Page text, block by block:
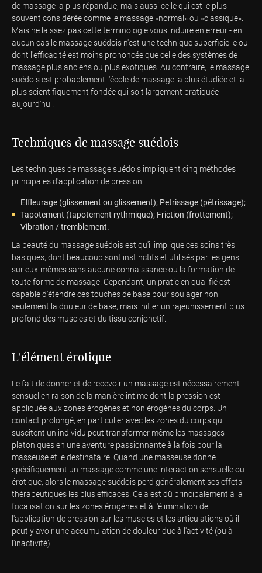
de massage la plus répandue, mais aussi celle qui est le plus
souvent considérée comme le massage «normal» ou «classique».
Mais ne laissez pas cette terminologie vous induire en erreur - en
aucun cas le massage suédois n'est une technique superficielle ou
dont l'efficacité est moins prononcée que celle des systèmes de
massage plus anciens ou plus exotiques. Au contraire, le massage
suédois est probablement l'école de massage la plus étudiée et la
plus scientifiquement fondée qui soit largement pratiquée
aujourd'hui.
Techniques de massage suédois
Les techniques de massage suédois impliquent cinq méthodes
principales d'application de pression:
Effleurage (glissement ou glissement); Petrissage (pétrissage);
Tapotement (tapotement rythmique); Friction (frottement);
Vibration / tremblement.
La beauté du massage suédois est qu'il implique ces soins très
basiques, dont beaucoup sont instinctifs et utilisés par les gens
sur eux-mêmes sans aucune connaissance ou la formation de
toute forme de massage. Cependant, un praticien qualifié est
capable d'étendre ces touches de base pour soulager non
seulement la douleur de base, mais initier un rajeunissement plus
profond des muscles et du tissu conjonctif.
L'élément érotique
Le fait de donner et de recevoir un massage est nécessairement
sensuel en raison de la manière intime dont la pression est
appliquée aux zones érogènes et non érogènes du corps. Un
contact prolongé, en particulier avec les zones du corps qui
suscitent un individu peut transformer même les massages
platoniques en une aventure passionnante à la fois pour la
masseuse et le destinataire. Quand une masseuse donne
spécifiquement un massage comme une interaction sensuelle ou
érotique, alors le massage suédois perd généralement ses effets
thérapeutiques les plus efficaces. Cela est dû principalement à la
focalisation sur les zones érogènes et à l'élimination de
l'application de pression sur les muscles et les articulations où il
peut y avoir une accumulation de douleur due à l'activité (ou à
l'inactivité).